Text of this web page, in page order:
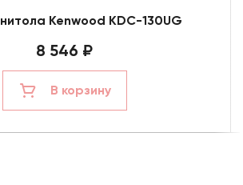
Kenwood KDC-130UG
8 546 ₽
В корзину